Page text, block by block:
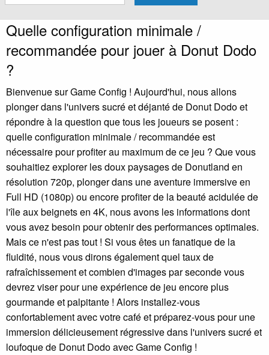
Quelle configuration minimale /
recommandée pour jouer à Donut Dodo
?
Bienvenue sur Game Config ! Aujourd'hui, nous allons
plonger dans l'univers sucré et déjanté de Donut Dodo et
répondre à la question que tous les joueurs se posent :
quelle configuration minimale / recommandée est
nécessaire pour profiter au maximum de ce jeu ? Que vous
souhaitiez explorer les doux paysages de Donutland en
résolution 720p, plonger dans une aventure immersive en
Full HD (1080p) ou encore profiter de la beauté acidulée de
l'île aux beignets en 4K, nous avons les informations dont
vous avez besoin pour obtenir des performances optimales.
Mais ce n'est pas tout ! Si vous êtes un fanatique de la
fluidité, nous vous dirons également quel taux de
rafraîchissement et combien d'images par seconde vous
devrez viser pour une expérience de jeu encore plus
gourmande et palpitante ! Alors installez-vous
confortablement avec votre café et préparez-vous pour une
immersion délicieusement régressive dans l'univers sucré et
loufoque de Donut Dodo avec Game Config !